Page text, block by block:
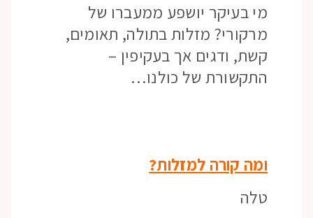
מי בעיקר יושפע ממעברו של
מרקורי? מזלות בתולה, תאומים,
קשת, ודגים אך בעקיפין –
התקשורת של כולנו…
ומה קורה למזלות?
טלה